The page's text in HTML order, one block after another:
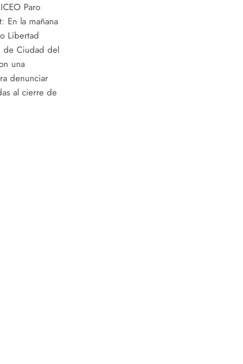
Paro
En la mañana
Libertad
de Ciudad del
una
denunciar
al cierre de